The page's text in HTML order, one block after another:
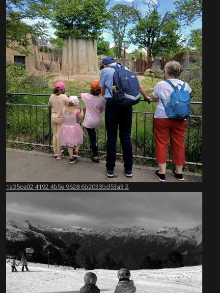
1a35ce02 4192 4b5e 9628 6b2033bd53a3 2